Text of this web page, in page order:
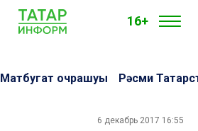
16+
Матбугат очрашуы Рәсми
6 декабрь 2017 16:55